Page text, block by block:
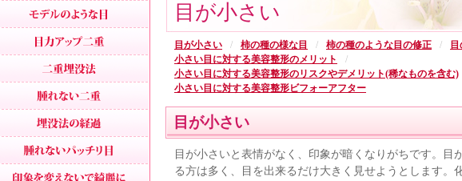
モデルのような目
目力アップ二重
二重埋没法
腫れない二重
埋没法の経過
印象を変えないで綺麗に
目が小さい
目が小さい 柿の種の様な目 柿の種のような目の修正
小さい目に対する美容整形のメリット
小さい目に対する美容整形のリスクやデメリット(稀なものを含む)
小さい目に対する美容整形ビフォーアフター
目が小さい
目が小さいと表情がなく、印象が暗くなりがちです。目
る方は多く、目を出来るだけ大きく見せようとします。